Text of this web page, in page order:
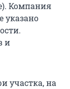
Компания
указано
и
участка, на